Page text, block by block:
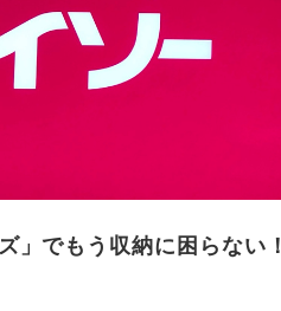
」でもう収納に困らない！